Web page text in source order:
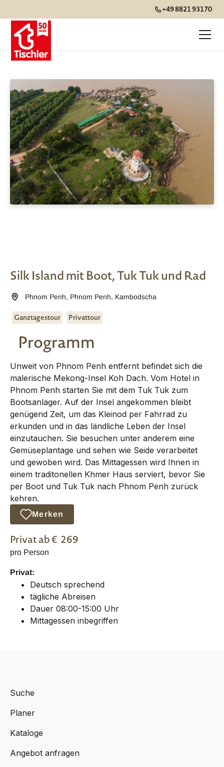
+49 8821 93170
Silk Island mit Boot, Tuk Tuk und Rad
Phnom Penh, Phnom Penh, Kambodscha
Ganztagestour Privattour
Programm
Unweit von Phnom Penh entfernt befindet sich die
malerische Mekong-Insel Koh Dach. Vom Hotel in
Phnom Penh starten Sie mit dem Tuk Tuk zum
Bootsanlager. Auf der Insel angekommen bleibt
genügend Zeit, um das Kleinod per Fahrrad zu
erkunden und in das ländliche Leben der Insel
einzutauchen. Sie besuchen unter anderem eine
Gemüseplantage und sehen wie Seide verarbeitet
und gewoben wird. Das Mittagessen wird Ihnen in
einem traditonellen Khmer Haus serviert, bevor Sie
per Boot und Tuk Tuk nach Phnom Penh zurück
kehren.
Merken
Privatab € 269
pro Person
Privat:
Deutsch sprechend
tägliche Abreisen
Dauer 08:00-15:00 Uhr
Mittagessen inbegriffen
Suche
Planer
Kataloge
Angebot anfragen